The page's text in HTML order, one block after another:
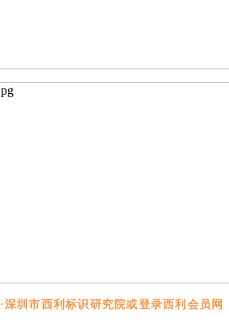
·深圳市西利标识研究院或登录西利会员网